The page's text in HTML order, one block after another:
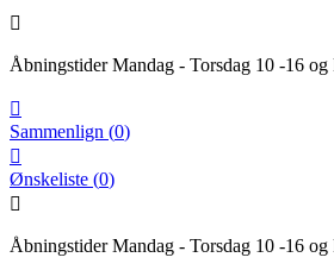

Åbningstider Mandag - Torsdag 10 -16 og

Sammenlign (0)

Ønskeliste (0)

Åbningstider Mandag - Torsdag 10 -16 og